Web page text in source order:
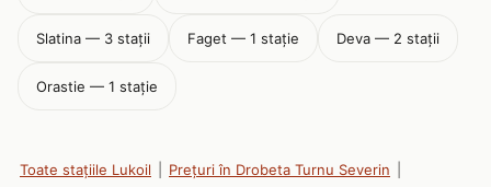
Slatina — 3 stații Faget — 1 stație Deva — 2 stații
Orastie — 1 stație
Toate stațiile Lukoil Prețuri în Drobeta Turnu Severin